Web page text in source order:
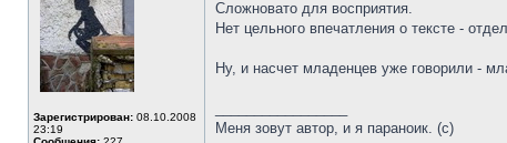
Зарегистрирован: 08.10.2008
23:19
Сложновато для восприятия.
Нет цельного впечатления о тексте -
Ну, и насчет младенцев уже говорили -
Меня зовут автор, и я параноик. (с)